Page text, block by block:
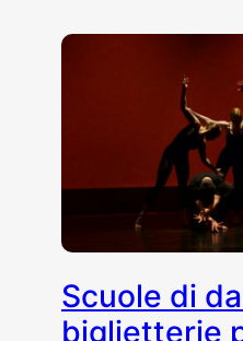
Scuole di
biglietterie